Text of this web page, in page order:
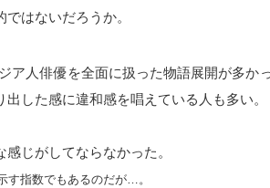
はないだろうか。
ア人俳優を全面に扱った物語展開が多か
した感に違和感を唱えている人も多い。
じがしてならなかった。
す指数でもあるのだが…。